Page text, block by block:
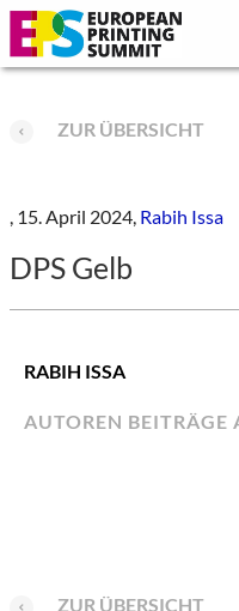
ZUR ÜBERSICHT
, 15. April 2024, Rabih Issa
DPS Gelb
RABIH ISSA
AUTOREN BEITRÄGE
ZUR ÜBERSICHT